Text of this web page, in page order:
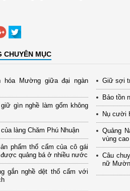
CHUYÊN MỤC
hóa Mường giữa đại ngàn
gìn nghề làm gốm không
của làng Chăm Phú Nhuận
phẩm thổ cẩm của cô gái
được quảng bá ở nhiều nước
gắn nghề dệt thổ cẩm với
Giữ sợi
Bảo tồn
Nụ cười
Quảng
vùng
Câu
nữ